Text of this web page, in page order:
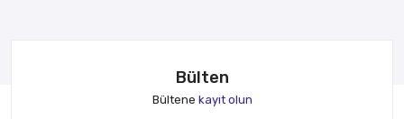
Bülten
Bültene kayıt olun